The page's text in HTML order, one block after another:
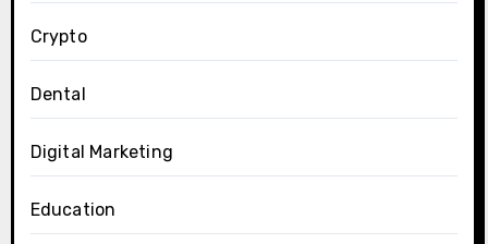
Crypto
Dental
Digital Marketing
Education